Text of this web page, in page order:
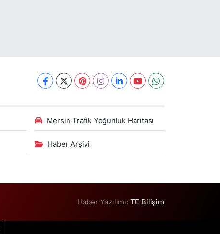
Mersin Trafik Yoğunluk Haritası
Haber Arşivi
Haber Yazılımı:TE Bilişim